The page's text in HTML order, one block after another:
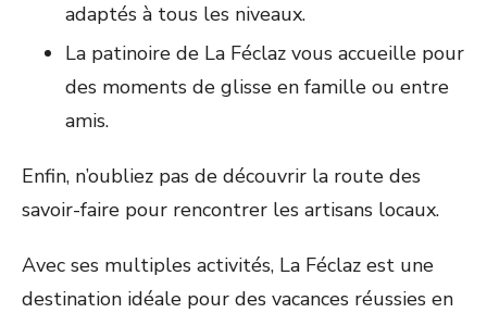
adaptés à tous les niveaux.
La patinoire de La Féclaz vous accueille pour
des moments de glisse en famille ou entre
amis.
Enfin, n’oubliez pas de découvrir la route des
savoir-faire pour rencontrer les artisans locaux.
Avec ses multiples activités, La Féclaz est une
destination idéale pour des vacances réussies en